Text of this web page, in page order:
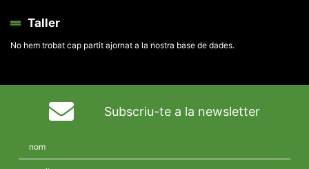
Taller
No hem trobat cap partit ajornat a la nostra base de dades.
Subscriu-te a la newsletter